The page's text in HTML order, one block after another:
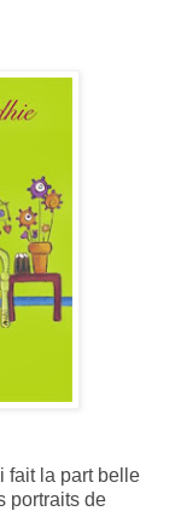
fait la part belle
portraits de